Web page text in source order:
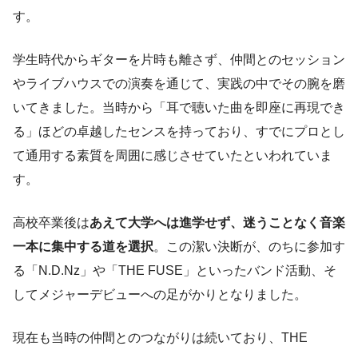
す。
学生時代からギターを片時も離さず、仲間とのセッション
やライブハウスでの演奏を通じて、実践の中でその腕を磨
いてきました。当時から「耳で聴いた曲を即座に再現でき
る」ほどの卓越したセンスを持っており、すでにプロとし
て通用する素質を周囲に感じさせていたといわれていま
す。
高校卒業後はあえて大学へは進学せず、迷うことなく音楽
一本に集中する道を選択。この潔い決断が、のちに参加す
る「N.D.Nz」や「THE FUSE」といったバンド活動、そ
してメジャーデビューへの足がかりとなりました。
現在も当時の仲間とのつながりは続いており、THE